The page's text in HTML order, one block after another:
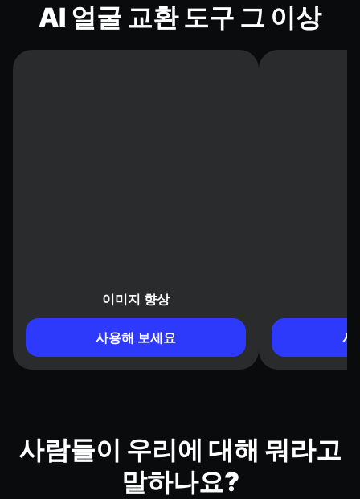
AI 얼굴 교환 도구 그 이상
이미지 향상
사용해 보세요 사
사람들이 우리에 대해 뭐라고
말하나요?